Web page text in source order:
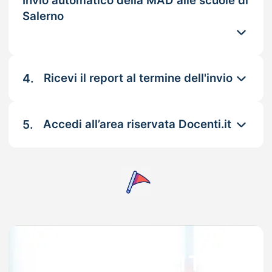
Salerno
4. Ricevi il report al termine dell'invio
5. Accedi all’area riservata Docenti.it